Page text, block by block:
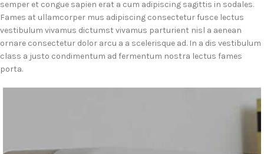
semper et congue sapien erat a cum adipiscing sagittis in sodales.
Fames at ullamcorper mus adipiscing consectetur fusce lectus
vestibulum vivamus dictumst vivamus parturient nisl a aenean
ornare consectetur dolor arcu a a scelerisque ad. In a dis vestibulum
class a justo condimentum ad fermentum nostra lectus fames
porta.